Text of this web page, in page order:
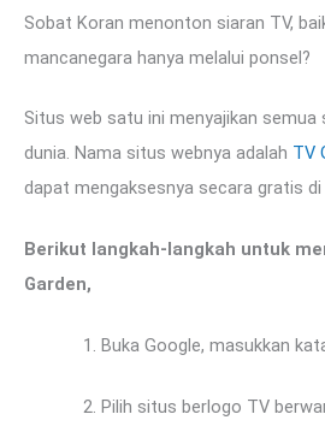
Sobat Koran menonton siaran TV,
mancanegara hanya melalui ponsel?
Situs web satu ini menyajikan semua
dunia. Nama situs webnya adalah TV
dapat mengaksesnya secara gratis di
Berikut langkah-langkah untuk
Garden,
Buka Google, masukkan
Pilih situs berlogo TV